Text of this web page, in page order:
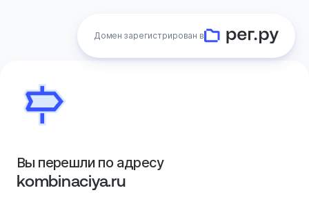
Домен зарегистрирован в
Вы перешли по адресу
kombinaciya.ru